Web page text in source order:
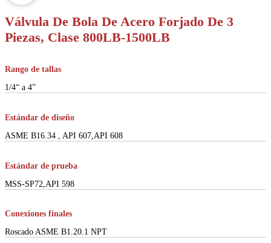
Válvula De Bola De Acero Forjado De 3
Piezas, Clase 800LB-1500LB
Rango de tallas
1/4“ a 4”
Estándar de diseño
ASME B16.34 , API 607,API 608
Estándar de prueba
MSS-SP72,API 598
Conexiones finales
Roscado ASME B1.20.1 NPT